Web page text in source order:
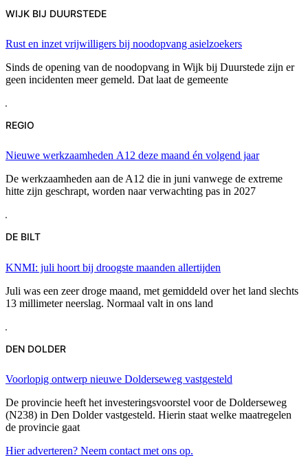
WIJK BIJ DUURSTEDE
Rust en inzet vrijwilligers bij noodopvang asielzoekers
Sinds de opening van de noodopvang in Wijk bij Duurstede zijn er
geen incidenten meer gemeld. Dat laat de gemeente
REGIO
Nieuwe werkzaamheden A12 deze maand én volgend jaar
De werkzaamheden aan de A12 die in juni vanwege de extreme
hitte zijn geschrapt, worden naar verwachting pas in 2027
DE BILT
KNMI: juli hoort bij droogste maanden allertijden
Juli was een zeer droge maand, met gemiddeld over het land slechts
13 millimeter neerslag. Normaal valt in ons land
DEN DOLDER
Voorlopig ontwerp nieuwe Dolderseweg vastgesteld
De provincie heeft het investeringsvoorstel voor de Dolderseweg
(N238) in Den Dolder vastgesteld. Hierin staat welke maatregelen
de provincie gaat
Hier adverteren? Neem contact met ons op.